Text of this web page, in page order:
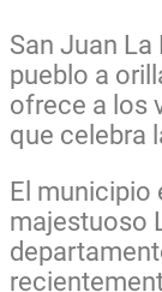
San Juan
pueblo a
ofrece a los
que celebra
El municipio
majestuoso